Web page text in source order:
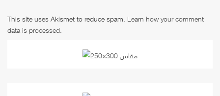
This site uses Akismet to reduce spam. Learn how your comment
data is processed.